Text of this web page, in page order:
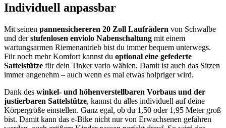
Individuell anpassbar
Mit seinen pannensichereren 20 Zoll Laufrädern von Schwalbe
und derstufenlosen enviolo Nabenschaltung mit einem
wartungsarmen Riemenantrieb bist du immer bequem unterwegs.
Für noch mehr Komfort kannst du optional eine gefederte
Sattelstütze für dein Tinker vario wählen. Damit ist auch das Sitzen
immer angenehm – auch wenn es mal etwas holpriger wird.
Dank des winkel- und höhenverstellbaren Vorbaus und der
justierbaren Sattelstütze, kannst du alles individuell auf deine
Körpergröße einstellen. Ganz egal, ob du 1,50 oder 1,95 Meter groß
bist. Damit kann das e-Bike nicht nur von Erwachsenen gefahren